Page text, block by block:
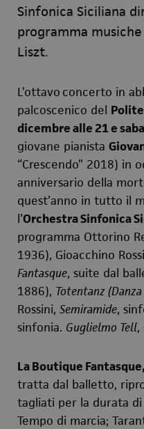
Sinfonica Siciliana
programma
Liszt.
L’ottavo concerto in
palcoscenico del
dicembre alle 21 e
giovane pianista
“Crescendo” 2018) in
anniversario della
quest’anno in tutto il
l’Orchestra Sinfonica
programma Ottorino
1936), Gioacchino
Fantasque, suite dal
1886), Totentanz
Rossini, Semiramide,
sinfonia. Guglielmo Tell,
La Boutique
tratta dal balletto,
tagliati per la durata
Tempo di marcia;